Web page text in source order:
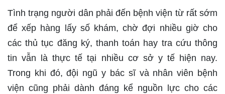
Tình trạng người dân phải đến bệnh viện từ rất sớm
để xếp hàng lấy số khám, chờ đợi nhiều giờ cho
các thủ tục đăng ký, thanh toán hay tra cứu thông
tin vẫn là thực tế tại nhiều cơ sở y tế hiện nay.
Trong khi đó, đội ngũ y bác sĩ và nhân viên bệnh
viện cũng phải dành đáng kể nguồn lực cho các